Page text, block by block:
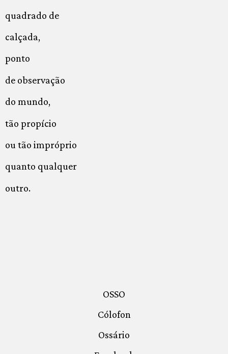
quadrado de
calçada,
ponto
de observação
do mundo,
tão propício
ou tão impróprio
quanto qualquer
outro.
OSSO
Cólofon
Ossário